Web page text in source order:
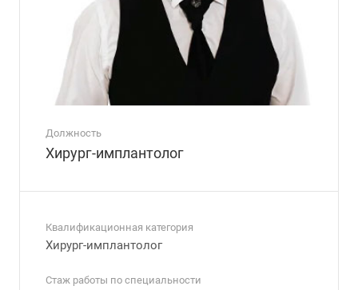
Должность
Хирург-имплантолог
Квалификационная категория
Хирург-имплантолог
Стаж работы по специальности